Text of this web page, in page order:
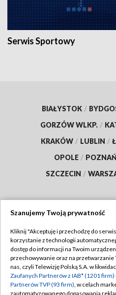
Serwis Sportowy
BIAŁYSTOK /
GORZÓW WLKP. /
KRAKÓW / LUBLIN /
OPOLE / POZNAŃ
SZCZECIN /
Abonament TVP
Emisja w TVP
Centrum informacji TVP
Polityka
Moje
Szanujemy Twoją prywatność
Kliknij "Akceptuję i przechodzę do
korzystanie z technologii
dostęp do informacji na Twoim
przechowywanie oraz na przetwarzanie
nas, czyli Telewizję Polską S.A. w
Zaufanych Partnerów z IAB* (1201 firm)
Partnerów TVP (93 firm), w celach
zautomatyzowanego dopasowania